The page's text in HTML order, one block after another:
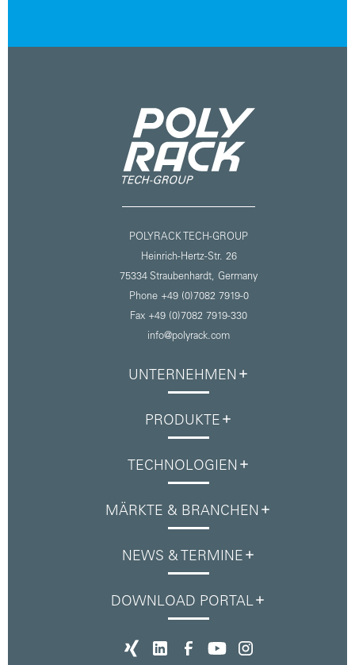
POLYRACK TECH-GROUP
Heinrich-Hertz-Str. 26
75334 Straubenhardt, Germany
Phone +49 (0)7082 7919-0
Fax +49 (0)7082 7919-330
info@polyrack.com
UNTERNEHMEN
PRODUKTE
TECHNOLOGIEN
MÄRKTE & BRANCHEN
NEWS & TERMINE
DOWNLOAD PORTAL